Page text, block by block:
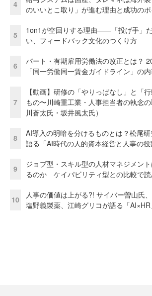
4
のいいとこ取り」が進む理由と成功のポ
5
1on1が空回りする理由——「投げ手」
い、フィードバック文化のつくり方
6
パート・有期雇用労働法の改正とは？
「同一労働同一賃金ガイドライン」の
7
【動画】研修の「やりっぱなし」と「
もの〜川崎重工業・人事担当者の執念
川蒼太氏・坂井風太氏）
8
AI導入の明暗を分けるものとは？松尾
語る「AI時代の人的資本経営と人事の役
9
ジョブ型・スキル型の人材マネジメン
るのか ケイパビリティ型との比較で
10
人事の価値は上がる?! サイバー曽山氏、
塩野義製薬、江崎グリコが語る「AI×HR